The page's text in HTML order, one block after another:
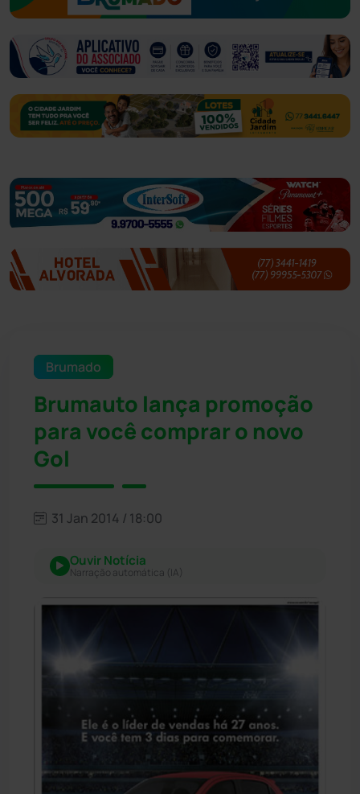
Brumado
Brumauto lança promoção
para você comprar o novo
Gol
31 Jan 2014 / 18:00
Ouvir Notícia
Narração automática (IA)